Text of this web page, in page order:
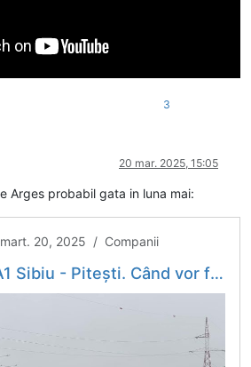
3
20 mar. 2025, 15:05
Arges probabil gata in luna mai:
20, 2025 / Companii
ultimii kilometri ai secțiunii 5 Pitești - Curtea de Argeș. Anunțul șefului Transporturilor - Economica.net